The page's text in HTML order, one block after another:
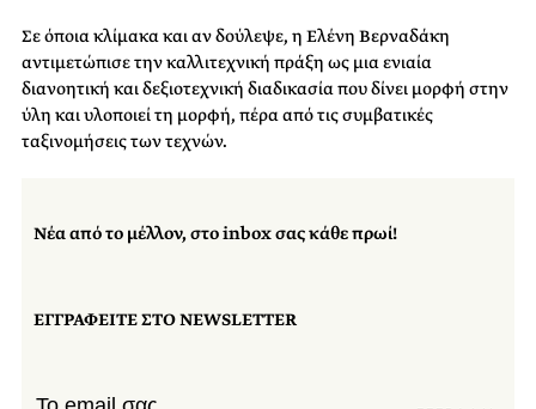
Σε όποια κλίμακα και αν δούλεψε, η Ελένη Βερναδάκη
αντιμετώπισε την καλλιτεχνική πράξη ως μια ενιαία
διανοητική και δεξιοτεχνική διαδικασία που δίνει μορφή στην
ύλη και υλοποιεί τη μορφή, πέρα από τις συμβατικές
ταξινομήσεις των τεχνών.
Νέα από το μέλλον, στο inbox σας κάθε πρωί!
ΕΓΓΡΑΦΕΙΤΕ ΣΤΟ NEWSLETTER